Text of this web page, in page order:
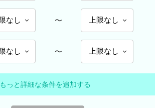
〜
〜
もっと詳細な条件を追加する